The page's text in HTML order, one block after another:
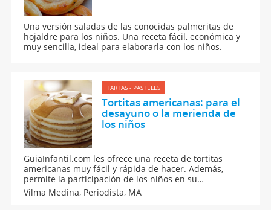
Una versión saladas de las conocidas palmeritas de
hojaldre para los niños. Una receta fácil, económica y
muy sencilla, ideal para elaborarla con los niños.
TARTAS - PASTELES
Tortitas americanas: para el
desayuno o la merienda de
los niños
GuiaInfantil.com les ofrece una receta de tortitas
americanas muy fácil y rápida de hacer. Además,
permite la participación de los niños en su
elaboración. Una receta para hacerla en casa con los
niños, tanto para el desayuno como para la merienda
Vilma Medina, Periodista, MA